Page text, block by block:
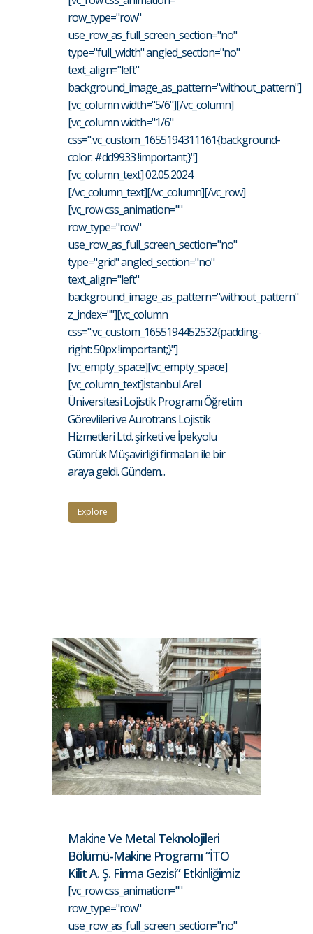
row_type="row"
use_row_as_full_screen_section="no"
type="full_width" angled_section="no"
text_align="left"
background_image_as_pattern="without_pattern"]
[vc_column width="5/6"][/vc_column]
[vc_column width="1/6"
css=".vc_custom_1655194311161{background-
color: #dd9933 !important;}"]
[vc_column_text] 02.05.2024
[/vc_column_text][/vc_column][/vc_row]
[vc_row css_animation=""
row_type="row"
use_row_as_full_screen_section="no"
type="grid" angled_section="no"
text_align="left"
background_image_as_pattern="without_pattern"
z_index=""][vc_column
css=".vc_custom_1655194452532{padding-
right: 50px !important;}"]
[vc_empty_space][vc_empty_space]
[vc_column_text]İstanbul Arel
Üniversitesi Lojistik Programı Öğretim
Görevlileri ve Aurotrans Lojistik
Hizmetleri Ltd. şirketi ve İpekyolu
Gümrük Müşavirliği firmaları ile bir
araya geldi. Gündem...
Explore
Makine Ve Metal Teknolojileri
Bölümü-Makine Programı “İTO
Kilit A. Ş. Firma Gezisi” Etkinliğimiz
[vc_row css_animation=""
row_type="row"
use_row_as_full_screen_section="no"